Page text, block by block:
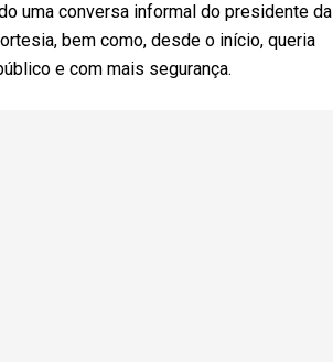
uma conversa informal do presidente da
bem como, desde o início, queria
e com mais segurança.